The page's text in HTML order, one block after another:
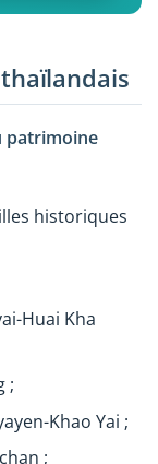
patrimoine
historiques
Huai Kha
;
Khao Yai ;
;